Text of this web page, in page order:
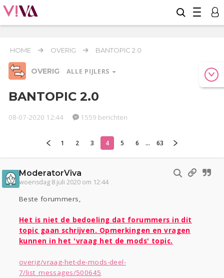
HOME OVERIG BANTOPIC 2.0
OVERIG ALLE PIJLERS
Relaties Werk & Studie Geld & Recht
Overig
Actueel
Oekraïne
Lijf & Lijn
Kinderen
Digi
Zwanger
Psyche
Gevraagd
Horen Doen
Zien
Lezen
BANTOPIC 2.0
08-07-2020 12:44 1559 berichten
1 2 3 4 5 6 ... 63
ModeratorViva
woensdag 8 juli 2020 om 12:44
Beste forummers,
Het is niet de bedoeling dat forummers in dit
topic gaan schrijven. Opmerkingen en vragen
kunnen in het 'vraag het de mods' topic.
overig/vraag-het-de-mods-deel-
7/list_messages/500645